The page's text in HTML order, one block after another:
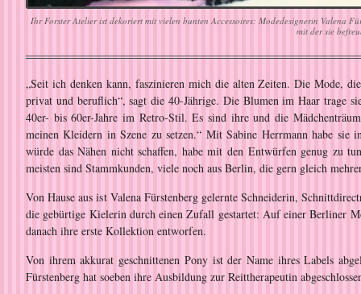
Ihr Forster Atelier ist dekoriert mit vielen bunten Accessoires: Modedesignerin Valena
mit der sie
„Seit ich denken kann, faszinieren mich die alten Zeiten. Die Mode,
privat und beruflich“, sagt die 40-Jährige. Die Blumen im Haar trage
40er- bis 60er-Jahre im Retro-Stil. Es sind ihre und die
meinen Kleidern in Szene zu setzen.“ Mit Sabine Herrmann habe
würde das Nähen nicht schaffen, habe mit den Entwürfen genug zu
meisten sind Stammkunden, viele noch aus Berlin, die gern gleich
Von Hause aus ist Valena Fürstenberg gelernte Schneiderin,
die gebürtige Kielerin durch einen Zufall gestartet: Auf einer Berliner
danach ihre erste Kollektion entworfen.
Von ihrem akkurat geschnittenen Pony ist der Name ihres Labels
Fürstenberg hat soeben ihre Ausbildung zur Reittherapeutin